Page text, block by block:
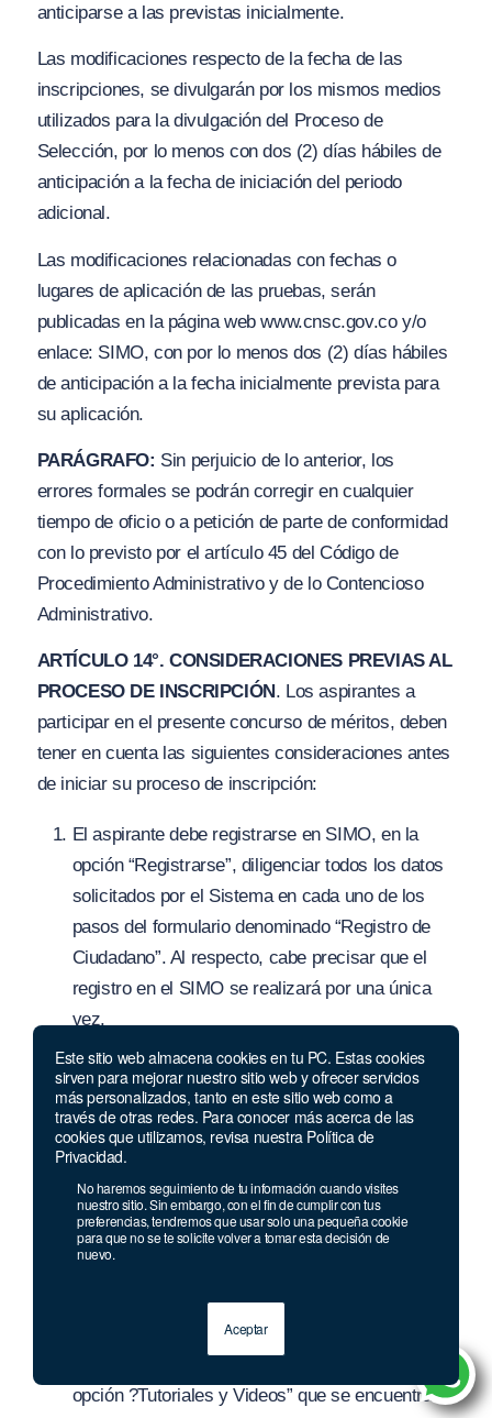
Este sitio web almacena cookies en tu PC. Estas cookies
sirven para mejorar nuestro sitio web y ofrecer servicios
más personalizados, tanto en este sitio web como a
través de otras redes. Para conocer más acerca de las
cookies que utilizamos, revisa nuestra Política de
Privacidad.
No haremos seguimiento de tu información cuando visites
nuestro sitio. Sin embargo, con el fin de cumplir con tus
preferencias, tendremos que usar solo una pequeña cookie
para que no se te solicite volver a tomar esta decisión de
nuevo.
Aceptar
anticiparse a las previstas inicialmente.
Las modificaciones respecto de la fecha de las
inscripciones, se divulgarán por los mismos medios
utilizados para la divulgación del Proceso de
Selección, por lo menos con dos (2) días hábiles de
anticipación a la fecha de iniciación del periodo
adicional.
Las modificaciones relacionadas con fechas o
lugares de aplicación de las pruebas, serán
publicadas en la página web www.cnsc.gov.co y/o
enlace: SIMO, con por lo menos dos (2) días hábiles
de anticipación a la fecha inicialmente prevista para
su aplicación.
PARÁGRAFO: Sin perjuicio de lo anterior, los
errores formales se podrán corregir en cualquier
tiempo de oficio o a petición de parte de conformidad
con lo previsto por el artículo 45 del Código de
Procedimiento Administrativo y de lo Contencioso
Administrativo.
ARTÍCULO 14°. CONSIDERACIONES PREVIAS AL
PROCESO DE INSCRIPCIÓN . Los aspirantes a
participar en el presente concurso de méritos, deben
tener en cuenta las siguientes consideraciones antes
de iniciar su proceso de inscripción:
El aspirante debe registrarse en SIMO, en la
opción “Registrarse”, diligenciar todos los datos
solicitados por el Sistema en cada uno de los
pasos del formulario denominado “Registro de
Ciudadano”. Al respecto, cabe precisar que el
registro en el SIMO se realizará por una única
vez.
La inscripción al “Proceso de Selección No. 685
de 2018 – Convocatoria Territorial Centro
Oriente”, se hará en las fechas establecidas por
la CNSC, únicamente de manera virtual a través
del aplicativo SIMO, dispuesto en la página web
de la Comisión www.cnsc.gov.co Al ingresar a la
página www.cnsc.gov.co botón SIMO, el
indicaciones y orientaciones señaladas en el
“Manual de Usuario – Módulo Ciudadano –
opción ?Tutoriales y Videos” que se encuentran